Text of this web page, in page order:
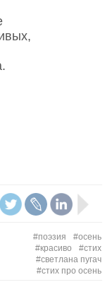
#поэзия
#осень
#красиво
#стих
#светлана пугач
#стих про осень